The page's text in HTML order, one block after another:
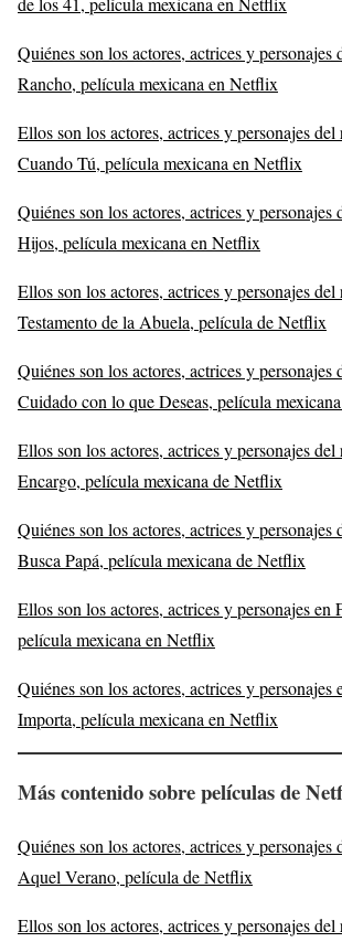
Quiénes son los actores, actrices y
Rancho, película mexicana en Netflix
Ellos son los actores, actrices y personajes
Cuando Tú, película mexicana en Netflix
Quiénes son los actores, actrices y personajes
Hijos, película mexicana en Netflix
Ellos son los actores, actrices y personajes del
Testamento de la Abuela, película de Netflix
Quiénes son los actores, actrices y personajes
Cuidado con lo que Deseas, película
Ellos son los actores, actrices y personajes
Encargo, película mexicana de Netflix
Quiénes son los actores, actrices y personajes
Busca Papá, película mexicana de Netflix
Ellos son los actores, actrices y personajes en
película mexicana en Netflix
Quiénes son los actores, actrices y personajes
Importa, película mexicana en Netflix
Más contenido sobre películas de
Quiénes son los actores, actrices y personajes
Aquel Verano, película de Netflix
Ellos son los actores, actrices y personajes